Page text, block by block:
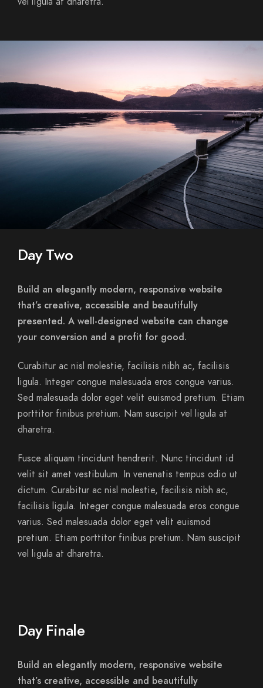
Day Two
Build an elegantly modern, responsive website
that’s creative, accessible and beautifully
presented. A well-designed website can change
your conversion and a profit for good.
Curabitur ac nisl molestie, facilisis nibh ac, facilisis
ligula. Integer congue malesuada eros congue varius.
Sed malesuada dolor eget velit euismod pretium. Etiam
porttitor finibus pretium. Nam suscipit vel ligula at
dharetra.
Fusce aliquam tincidunt hendrerit. Nunc tincidunt id
velit sit amet vestibulum. In venenatis tempus odio ut
dictum. Curabitur ac nisl molestie, facilisis nibh ac,
facilisis ligula. Integer congue malesuada eros congue
varius. Sed malesuada dolor eget velit euismod
pretium. Etiam porttitor finibus pretium. Nam suscipit
vel ligula at dharetra.
Day Finale
Build an elegantly modern, responsive website
that’s creative, accessible and beautifully